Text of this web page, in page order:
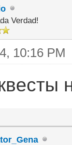
Verdad!
10:16 PM